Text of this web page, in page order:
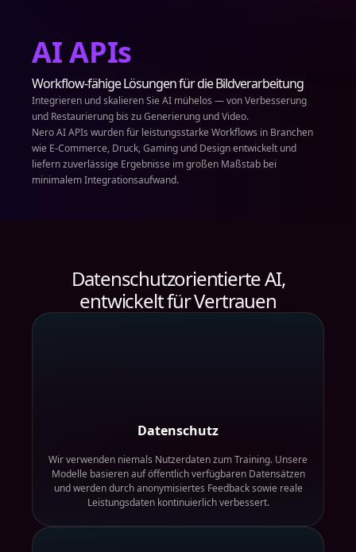
AI APIs
Workflow-fähige Lösungen für die Bildverarbeitung
Integrieren und skalieren Sie AI mühelos — von Verbesserung
und Restaurierung bis zu Generierung und Video.
Nero AI APIs wurden für leistungsstarke Workflows in Branchen
wie E-Commerce, Druck, Gaming und Design entwickelt und
liefern zuverlässige Ergebnisse im großen Maßstab bei
minimalem Integrationsaufwand.
Datenschutzorientierte AI,
entwickelt für Vertrauen
Datenschutz
Wir verwenden niemals Nutzerdaten zum Training. Unsere
Modelle basieren auf öffentlich verfügbaren Datensätzen
und werden durch anonymisiertes Feedback sowie reale
Leistungsdaten kontinuierlich verbessert.